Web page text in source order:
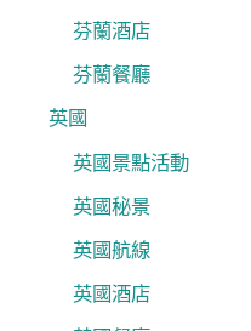
芬蘭酒店
芬蘭餐廳
英國
英國景點活動
英國秘景
英國航線
英國酒店